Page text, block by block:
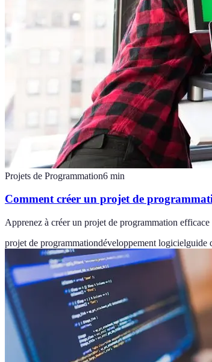
Projets de Programmation6 min
Comment créer un projet de
Apprenez à créer un projet de programmation
projet de programmationdéveloppement logicielguide